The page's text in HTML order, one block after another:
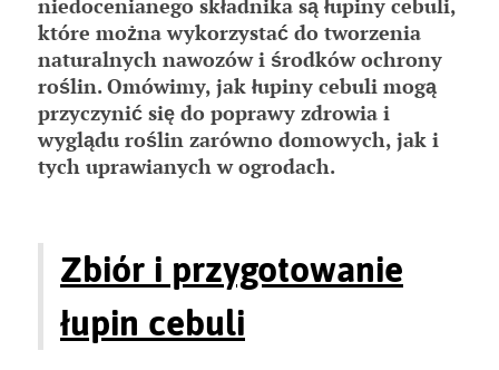
niedocenianego składnika są łupiny cebuli,
które można wykorzystać do tworzenia
naturalnych nawozów i środków ochrony
roślin. Omówimy, jak łupiny cebuli mogą
przyczynić się do poprawy zdrowia i
wyglądu roślin zarówno domowych, jak i
tych uprawianych w ogrodach.
Zbiór i przygotowanie
łupin cebuli